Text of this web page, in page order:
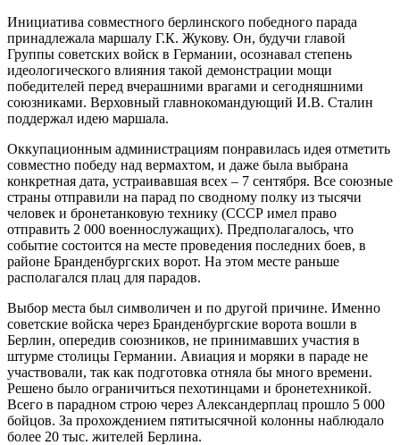
Инициатива совместного берлинского победного парада
принадлежала маршалу Г.К. Жукову. Он, будучи главой
Группы советских войск в Германии, осознавал степень
идеологического влияния такой демонстрации мощи
победителей перед вчерашними врагами и сегодняшними
союзниками. Верховный главнокомандующий И.В. Сталин
поддержал идею маршала.
Оккупационным администрациям понравилась идея отметить
совместно победу над вермахтом, и даже была выбрана
конкретная дата, устраивавшая всех – 7 сентября. Все союзные
страны отправили на парад по сводному полку из тысячи
человек и бронетанковую технику (СССР имел право
отправить 2 000 военнослужащих). Предполагалось, что
событие состоится на месте проведения последних боев, в
районе Бранденбургских ворот. На этом месте раньше
располагался плац для парадов.
Выбор места был символичен и по другой причине. Именно
советские войска через Бранденбургские ворота вошли в
Берлин, опередив союзников, не принимавших участия в
штурме столицы Германии. Авиация и моряки в параде не
участвовали, так как подготовка отняла бы много времени.
Решено было ограничиться пехотинцами и бронетехникой.
Всего в парадном строю через Александерплац прошло 5 000
бойцов. За прохождением пятитысячной колонны наблюдало
более 20 тыс. жителей Берлина.